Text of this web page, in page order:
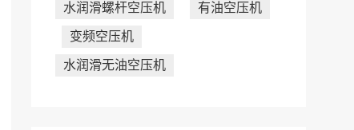
水润滑螺杆空压机 有油空压机
变频空压机
水润滑无油空压机